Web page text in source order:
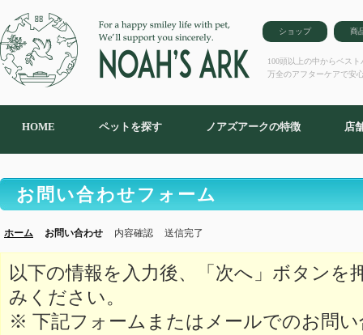
ショップ 商
100頭以上の中からベス
万全のアフターケアで安
HOME ペットを探す ノアズアークの特徴 店
お問い合わせフォーム
ホーム お問い合わせ 内容確認 送信完了
以下の情報を入力後、「次へ」ボタンを
みください。
※ 下記フォームまたはメールでのお問